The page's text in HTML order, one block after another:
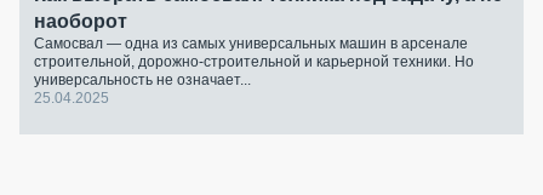
наоборот
Самосвал — одна из самых универсальных машин в арсенале
строительной, дорожно-строительной и карьерной техники. Но
универсальность не означает...
25.04.2025